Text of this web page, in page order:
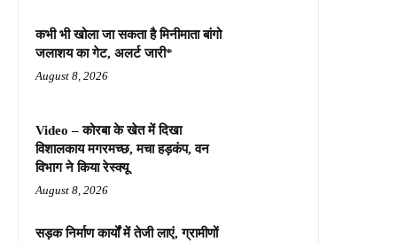
कभी भी खोला जा सकता है मिनीमाता बांगो
जलाशय का गेट, अलर्ट जारी*
August 8, 2026
Video – कोरबा के खेत में दिखा
विशालकाय मगरमच्छ, मचा हड़कंप, वन
विभाग ने किया रेस्क्यू
August 8, 2026
सड़क निर्माण कार्यों में तेजी लाएं, ग्रामीणों